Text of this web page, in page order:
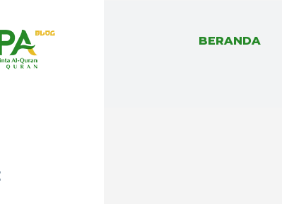
BERANDA